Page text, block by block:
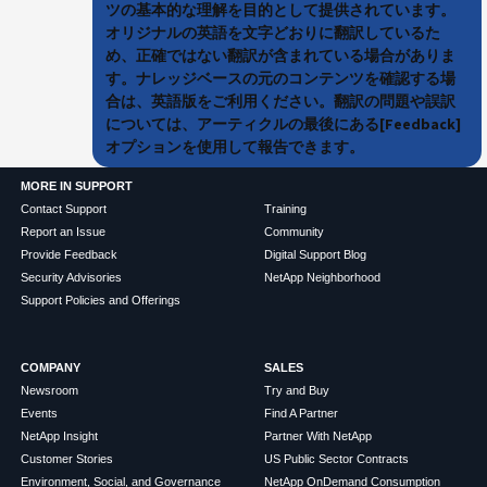
ツの基本的な理解を目的として提供されています。
オリジナルの英語を文字どおりに翻訳しているた
め、正確ではない翻訳が含まれている場合がありま
す。ナレッジベースの元のコンテンツを確認する場
合は、英語版をご利用ください。翻訳の問題や誤訳
については、アーティクルの最後にある[Feedback]
オプションを使用して報告できます。
MORE IN SUPPORT
Contact Support
Report an Issue
Provide Feedback
Security Advisories
Support Policies and Offerings
Training
Community
Digital Support Blog
NetApp Neighborhood
COMPANY
Newsroom
Events
NetApp Insight
Customer Stories
Environment, Social, and Governance
SALES
Try and Buy
Find A Partner
Partner With NetApp
US Public Sector Contracts
NetApp OnDemand Consumption